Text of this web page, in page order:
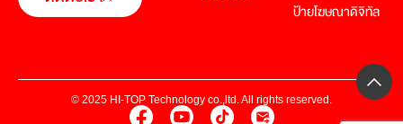
ป้ายโฆษณาดิจิทัล
© 2025 HI-TOP Technology co.,ltd. All rights reserved.